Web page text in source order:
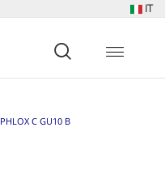
IT
PHLOX C GU10 B